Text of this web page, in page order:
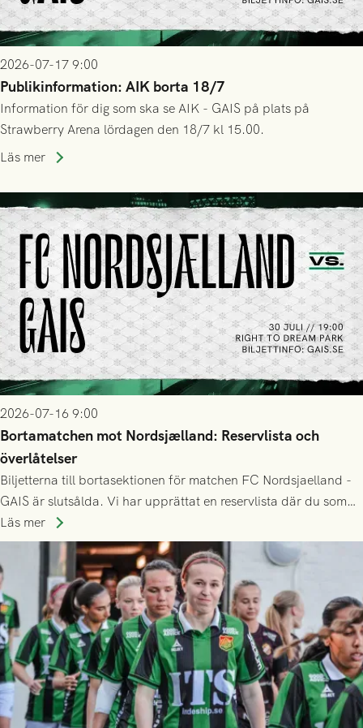
2026-07-17 9:00
Publikinformation: AIK borta 18/7
Information för dig som ska se AIK - GAIS på plats på
Strawberry Arena lördagen den 18/7 kl 15.00.
Läs mer
2026-07-16 9:00
Bortamatchen mot Nordsjælland: Reservlista och
överlåtelser
Biljetterna till bortasektionen för matchen FC Nordsjaelland -
GAIS är slutsålda. Vi har upprättat en reservlista där du som
ännu inte har någon biljett kan anmäla ditt intresse. Du kan
inte själv överlåta din biljett till någon annan.
Läs mer